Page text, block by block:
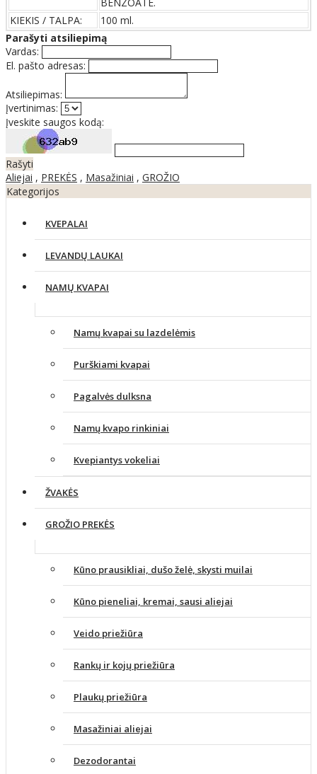
KIEKIS / TALPA:
100 ml.
Parašyti atsiliepimą
Vardas:
El. pašto adresas:
Atsiliepimas:
Įvertinimas:
Įveskite saugos kodą:
Rašyti
Aliejai , PREKĖS , Masažiniai , GROŽIO
Kategorijos
KVEPALAI
LEVANDŲ LAUKAI
NAMŲ KVAPAI
Namų kvapai su lazdelėmis
Purškiami kvapai
Pagalvės dulksna
Namų kvapo rinkiniai
Kvepiantys vokeliai
ŽVAKĖS
GROŽIO PREKĖS
Kūno prausikliai, dušo želė, skysti muilai
Kūno pieneliai, kremai, sausi aliejai
Veido priežiūra
Rankų ir kojų priežiūra
Plaukų priežiūra
Masažiniai aliejai
Dezodorantai